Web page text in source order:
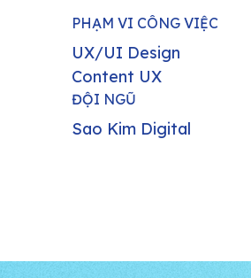
PHẠM VI CÔNG VIỆC
UX/UI Design
Content UX
ĐỘI NGŨ
Sao Kim Digital